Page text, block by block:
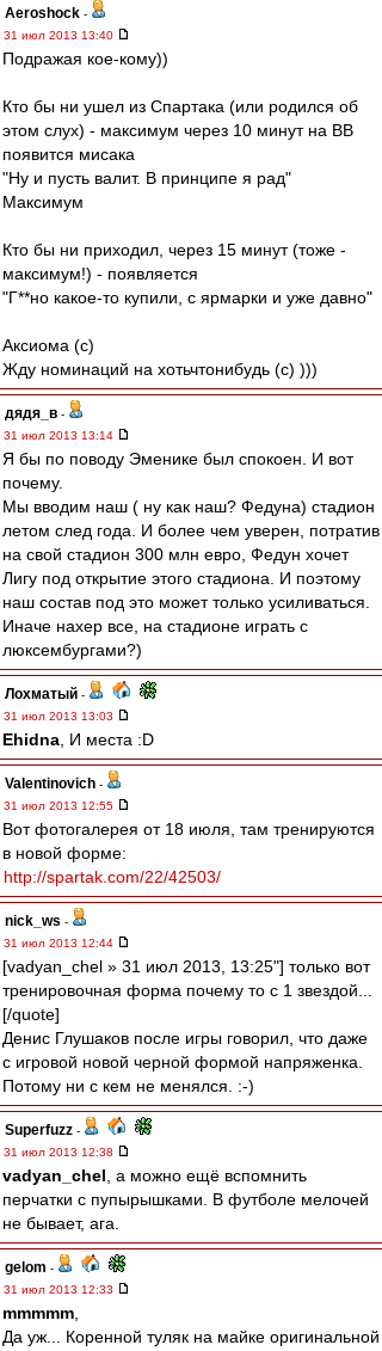
Aeroshock -
31 июл 2013 13:40
Подражая кое-кому))
Кто бы ни ушел из Спартака (или родился об
этом слух) - максимум через 10 минут на ВВ
появится мисака
"Ну и пусть валит. В принципе я рад"
Максимум
Кто бы ни приходил, через 15 минут (тоже -
максимум!) - появляется
"Г**но какое-то купили, с ярмарки и уже давно"
Аксиома (с)
Жду номинаций на хотьчтонибудь (с) )))
дядя_в -
31 июл 2013 13:14
Я бы по поводу Эменике был спокоен. И вот
почему.
Мы вводим наш ( ну как наш? Федуна) стадион
летом след года. И более чем уверен, потратив
на свой стадион 300 млн евро, Федун хочет
Лигу под открытие этого стадиона. И поэтому
наш состав под это может только усиливаться.
Иначе нахер все, на стадионе играть с
люксембургами?)
Лохматый -
31 июл 2013 13:03
Ehidna , И места :D
Valentinovich -
31 июл 2013 12:55
Вот фотогалерея от 18 июля, там тренируются
в новой форме:
http://spartak.com/22/42503/
nick_ws -
31 июл 2013 12:44
[vadyan_chel » 31 июл 2013, 13:25"] только вот
тренировочная форма почему то с 1 звездой...
[/quote]
Денис Глушаков после игры говорил, что даже
с игровой новой черной формой напряженка.
Потому ни с кем не менялся. :-)
Superfuzz -
31 июл 2013 12:38
vadyan_chel , а можно ещё вспомнить
перчатки с пупырышками. В футболе мелочей
не бывает, ага.
gelom -
31 июл 2013 12:33
mmmmm
Да уж... Коренной туляк на майке оригинальной